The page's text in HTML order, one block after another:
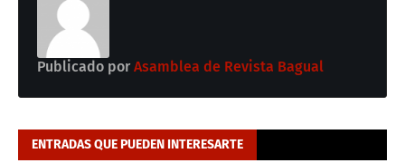
Publicado por Asamblea de Revista Bagual
ENTRADAS QUE PUEDEN INTERESARTE